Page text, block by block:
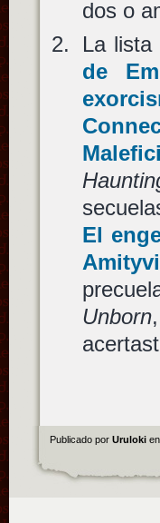
dos o
La
de
El
Unborn
Publicado por Uruloki en